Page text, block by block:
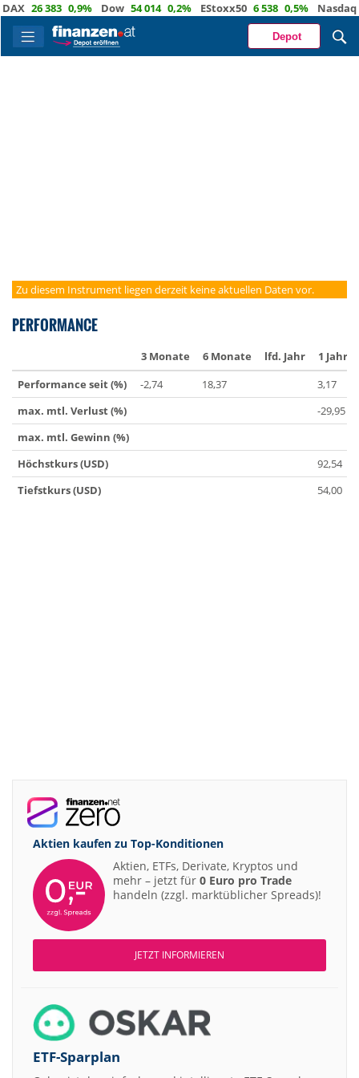
26 383 0,9% Dow 54 014 0,2% EStoxx50 6 538 0,5% Nasdaq
Depot
Zu diesem Instrument liegen derzeit keine aktuellen Daten vor.
PERFORMANCE
3 Monate 6 Monate lfd. Jahr
1 Jahr
Performance seit (%)
-2,74 18,37
3,17
max. mtl. Verlust (%)
-29,95
max. mtl. Gewinn (%)
Höchstkurs (USD)
92,54
Tiefstkurs (USD)
54,00
Aktien kaufen zu Top-Konditionen
Aktien, ETFs, Derivate, Kryptos und
mehr – jetzt für 0 Euro pro Trade
handeln (zzgl. marktüblicher Spreads)!
JETZT INFORMIEREN
ETF-Sparplan